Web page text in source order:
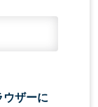
ウザーに